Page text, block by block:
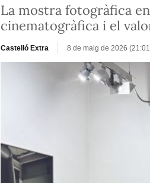
La mostra fotogràfica
cinematogràfica i el
Castelló Extra 8 de maig de 2026